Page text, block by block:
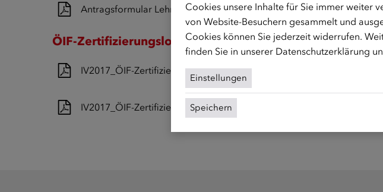
Antragsformular Lehrkräfte
ÖIF-Zertifizierungslogo
IV2017_ÖIF-Zertifizierungslogo_CMYK
IV2017_ÖIF-Zertifizierungslogo_Richtlinien
Cookies unsere Inhalte für Sie immer weiter
von Website-Besuchern gesammelt und
Cookies können Sie jederzeit widerrufen.
finden Sie in unserer Datenschutzerklärung
Einstellungen
Speichern